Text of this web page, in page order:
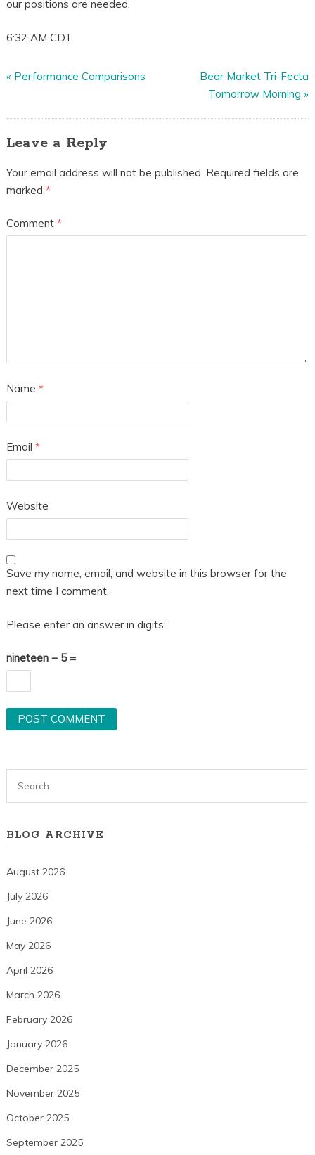
our positions are needed.
6:32 AM CDT
« Performance Comparisons
Bear Market Tri-Fecta
Tomorrow Morning »
Leave a Reply
Your email address will not be published. Required fields are
marked *
Comment *
Name *
Email *
Website
Save my name, email, and website in this browser for the
next time I comment.
Please enter an answer in digits:
nineteen − 5 =
BLOG ARCHIVE
August 2026
July 2026
June 2026
May 2026
April 2026
March 2026
February 2026
January 2026
December 2025
November 2025
October 2025
September 2025